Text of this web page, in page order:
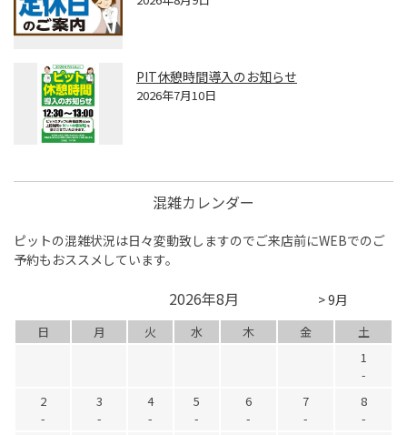
PIT休憩時間導入のお知らせ
2026年7月10日
混雑カレンダー
ピットの混雑状況は日々変動致しますのでご来店前にWEBでのご
予約もおススメしています。
> 9月
2026年8月
日 月 火 水 木 金
土
1
-
2
-
3
-
4
-
5
-
6
-
7
-
8
-